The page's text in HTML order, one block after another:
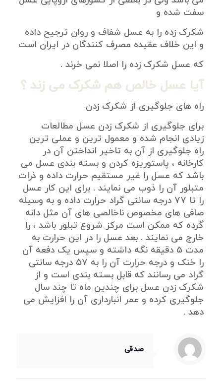
سفت شده و
شکرک زده را به عسل شفاف و روان ترجیح داده
و این خلاف عقیده مصرف کنندگان در ایران است
که عسل شکرک زده را اصلا نمی خرند .
آیا عسل خالص هم شکرک می زند ؟
راه های جلوگیری از شکرک زدن
برای جلوگیری از شکرک زدن عسل مطالعات
زیادی انجام شده و معمول ترین و عملی ترین
راه جلوگیری از آن به تاخیر انداختن آن در
کارخانه ، پاستوریزه کردن و بسته بندی عسل می
باشد که عسل را غیر مستقیم حرارت داده و ذرات
متبلور آن را ذوب می نمایند . برای این کار عسل
را تا ۷۷ درجه سانتی گراد حرارت داده و به وسیله
صافی های مخصوص ناخالصی های آن مثل دانه
گرده که ممکن است مرکز شروع تبلور باشد ، را
خارج می نمایند . بعد عسل را در این حرارت به
مدت ۵ دقیقه نگه داشته و سپس یک دفعه آن
را خنک و درجه حرارت آن را به ۵۷ درجه سانتی
گراد می رسانند که قابل بسته بندی است و از
شکرک زدن عسل برای چندین ماه تا چند سال
جلوگیری کرده و عمر انبارداری آن را افزایش می
دهد .
صدقی